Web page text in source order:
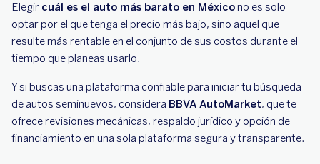
Elegir cuál es el auto más barato en Méxicono es solo
optar por el que tenga el precio más bajo, sino aquel que
resulte más rentable en el conjunto de sus costos durante el
tiempo que planeas usarlo.
Y si buscas una plataforma confiable para iniciar tu búsqueda
de autos seminuevos, considera BBVA AutoMarket, que te
ofrece revisiones mecánicas, respaldo jurídico y opción de
financiamiento en una sola plataforma segura y transparente.